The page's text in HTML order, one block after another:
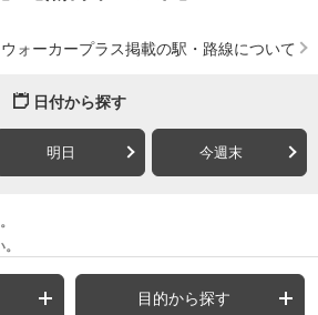
ウォーカープラス掲載の駅・路線について
日付から探す
明日 今週末
目的から探す